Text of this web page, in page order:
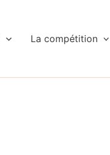
La compétition